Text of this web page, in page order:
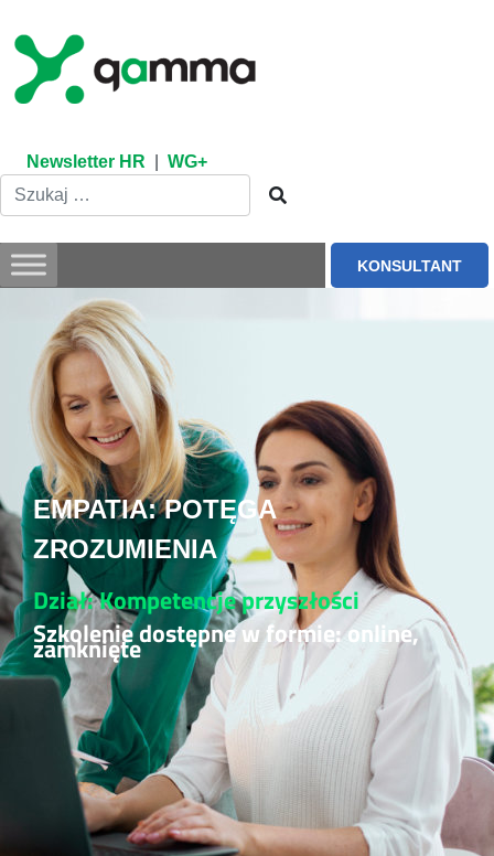
content
Newsletter HR WG+
KONSULTANT
EMPATIA: POTĘGA
ZROZUMIENIA
Dział: Kompetencje przyszłości
Szkolenie dostępne w formie: online,
zamknięte